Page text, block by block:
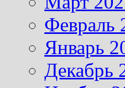
Февраль
Январь
Декабрь